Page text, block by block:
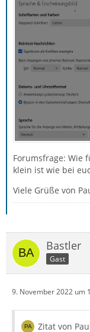
Forumsfrage: Wie
klein ist wie bei
Viele Grüße von
Bastler
Gast
9. November 2022 um
Zitat von